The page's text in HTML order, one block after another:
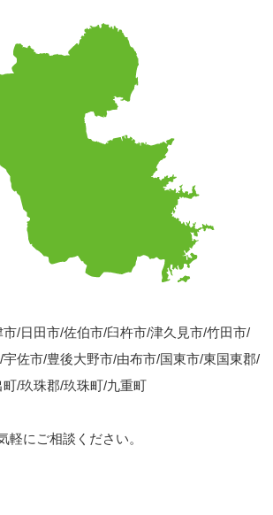
/日田市/佐伯市/臼杵市/津久見市/竹田市/
佐市/豊後大野市/由布市/国東市/東国東郡/
/玖珠郡/玖珠町/九重町
軽にご相談ください。